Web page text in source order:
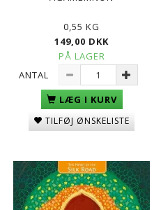
0,55 KG
149,00 DKK
PÅ LAGER
ANTAL
LÆG I KURV
TILFØJ ØNSKELISTE